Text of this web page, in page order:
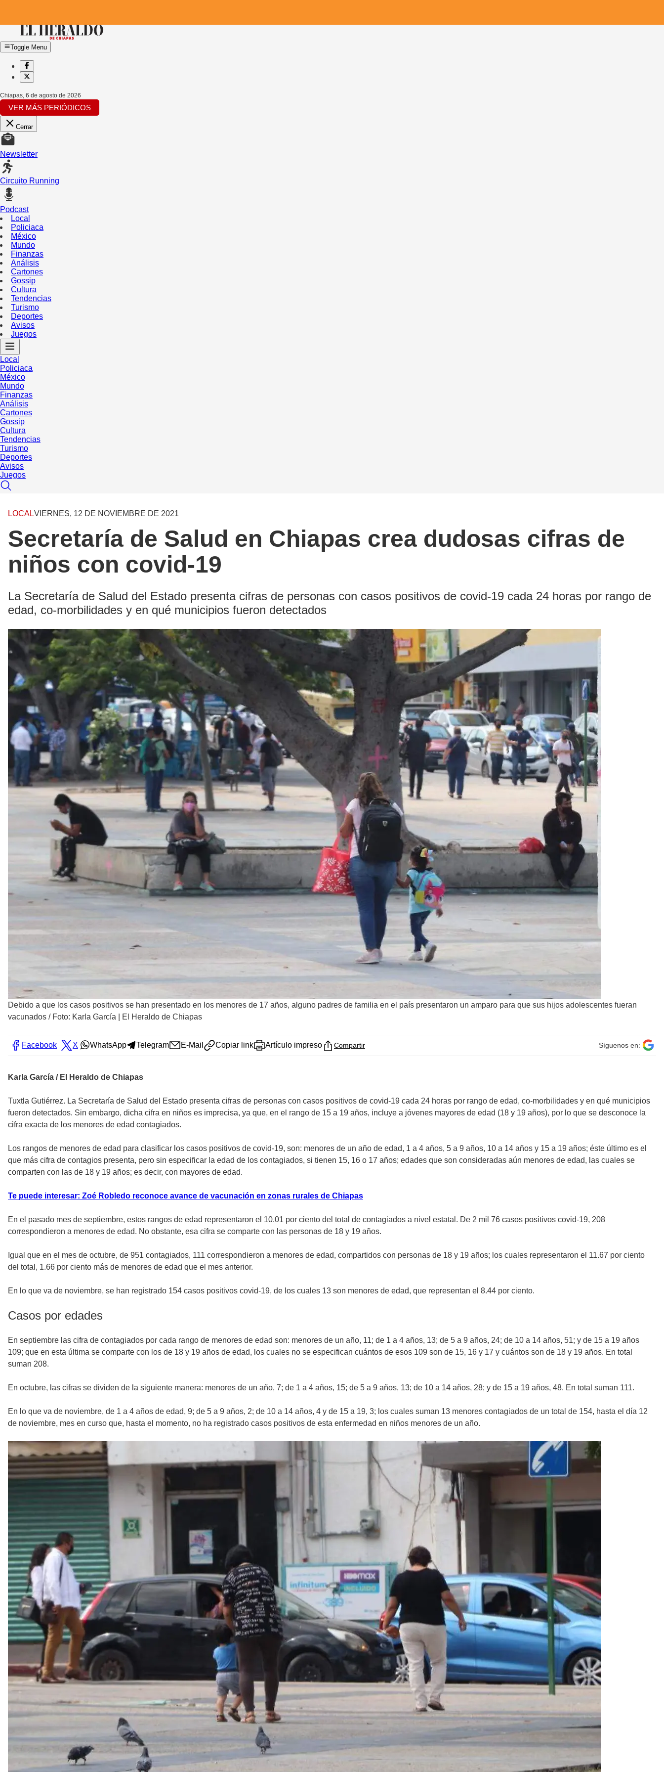
Toggle Menu
Chiapas, 6 de agosto de 2026
VER MÁS PERIÓDICOS
Cerrar
Newsletter
Circuito Running
Podcast
Local
Policiaca
México
Mundo
Finanzas
Análisis
Cartones
Gossip
Cultura
Tendencias
Turismo
Deportes
Avisos
Juegos
Local
Policiaca
México
Mundo
Finanzas
Análisis
Cartones
Gossip
Cultura
Tendencias
Turismo
Deportes
Avisos
Juegos
LOCALVIERNES, 12 DE NOVIEMBRE DE 2021
Secretaría de Salud en Chiapas crea dudosas cifras de
niños con covid-19
La Secretaría de Salud del Estado presenta cifras de personas con casos positivos de covid-19 cada 24 horas por rango de
edad, co-morbilidades y en qué municipios fueron detectados
Debido a que los casos positivos se han presentado en los menores de 17 años, alguno padres de familia en el país presentaron un amparo para que sus hijos adolescentes fueran
vacunados / Foto: Karla García | El Heraldo de Chiapas
Facebook X WhatsApp Telegram E-Mail Copiar link Artículo impreso Compartir Síguenos en:
Karla García / El Heraldo de Chiapas
Tuxtla Gutiérrez. La Secretaría de Salud del Estado presenta cifras de personas con casos positivos de covid-19 cada 24 horas por rango de edad, co-morbilidades y en qué municipios
fueron detectados. Sin embargo, dicha cifra en niños es imprecisa, ya que, en el rango de 15 a 19 años, incluye a jóvenes mayores de edad (18 y 19 años), por lo que se desconoce la
cifra exacta de los menores de edad contagiados.
Los rangos de menores de edad para clasificar los casos positivos de covid-19, son: menores de un año de edad, 1 a 4 años, 5 a 9 años, 10 a 14 años y 15 a 19 años; éste último es el
que más cifra de contagios presenta, pero sin especificar la edad de los contagiados, si tienen 15, 16 o 17 años; edades que son consideradas aún menores de edad, las cuales se
comparten con las de 18 y 19 años; es decir, con mayores de edad.
Te puede interesar: Zoé Robledo reconoce avance de vacunación en zonas rurales de Chiapas
En el pasado mes de septiembre, estos rangos de edad representaron el 10.01 por ciento del total de contagiados a nivel estatal. De 2 mil 76 casos positivos covid-19, 208
correspondieron a menores de edad. No obstante, esa cifra se comparte con las personas de 18 y 19 años.
Igual que en el mes de octubre, de 951 contagiados, 111 correspondieron a menores de edad, compartidos con personas de 18 y 19 años; los cuales representaron el 11.67 por ciento
del total, 1.66 por ciento más de menores de edad que el mes anterior.
En lo que va de noviembre, se han registrado 154 casos positivos covid-19, de los cuales 13 son menores de edad, que representan el 8.44 por ciento.
Casos por edades
En septiembre las cifra de contagiados por cada rango de menores de edad son: menores de un año, 11; de 1 a 4 años, 13; de 5 a 9 años, 24; de 10 a 14 años, 51; y de 15 a 19 años
109; que en esta última se comparte con los de 18 y 19 años de edad, los cuales no se especifican cuántos de esos 109 son de 15, 16 y 17 y cuántos son de 18 y 19 años. En total
suman 208.
En octubre, las cifras se dividen de la siguiente manera: menores de un año, 7; de 1 a 4 años, 15; de 5 a 9 años, 13; de 10 a 14 años, 28; y de 15 a 19 años, 48. En total suman 111.
En lo que va de noviembre, de 1 a 4 años de edad, 9; de 5 a 9 años, 2; de 10 a 14 años, 4 y de 15 a 19, 3; los cuales suman 13 menores contagiados de un total de 154, hasta el día 12
de noviembre, mes en curso que, hasta el momento, no ha registrado casos positivos de esta enfermedad en niños menores de un año.